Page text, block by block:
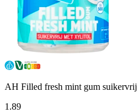
AH Filled fresh mint gum suikervrij
1 .89